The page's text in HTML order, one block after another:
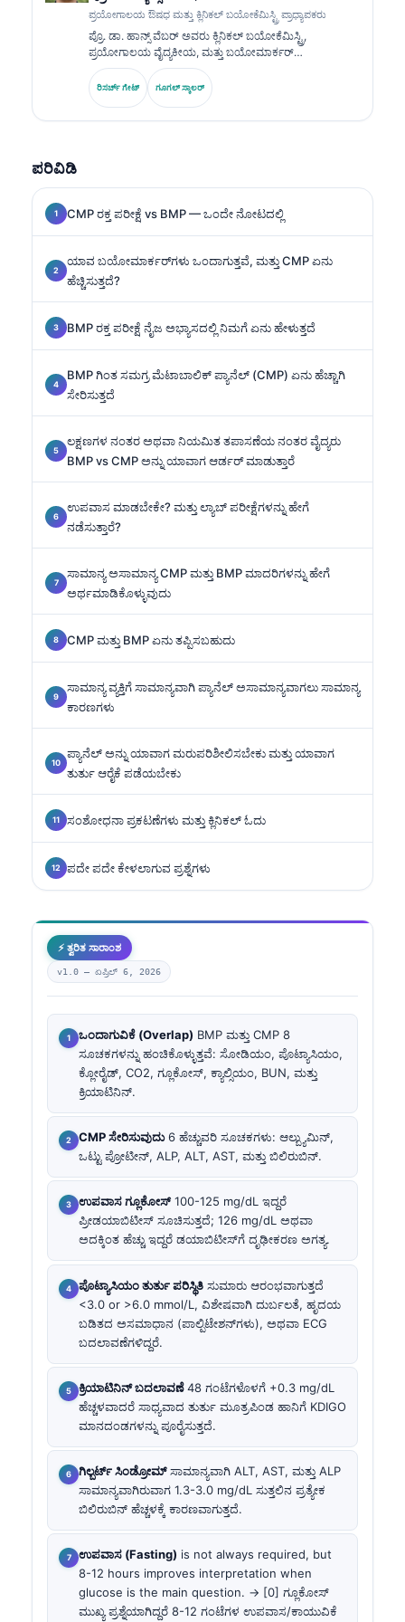
ಪ್ರಯೋಗಾಲಯ ಔಷಧ ಮತ್ತು ಕ್ಲಿನಿಕಲ್ ಬಯೋಕೆಮಿಸ್ಟ್ರಿ ಪ್ರಾಧ್ಯಾಪಕರು
ಪ್ರೊ. ಡಾ. ಹಾನ್ಸ್ ವೆಬರ್ ಅವರು ಕ್ಲಿನಿಕಲ್ ಬಯೋಕೆಮಿಸ್ಟ್ರಿ,
ಪ್ರಯೋಗಾಲಯ ವೈದ್ಯಕೀಯ, ಮತ್ತು ಬಯೋಮಾರ್ಕರ್
ಸಂಶೋಧನೆಯಲ್ಲಿ 30+ ವರ್ಷಗಳ ಪರಿಣತಿಯನ್ನು ಹೊಂದಿದ್ದಾರೆ.
ಜರ್ಮನ್ ಸೊಸೈಟಿ ಫಾರ್ ಕ್ಲಿನಿಕಲ್ ಕೆಮಿಸ್ಟ್ರಿಯ ಮಾಜಿ ಅಧ್ಯಕ್ಷರಾಗಿದ್ದ
ಅವರು, ಡಯಾಗ್ನೋಸ್ಟಿಕ್ ಪ್ಯಾನೆಲ್ ವಿಶ್ಲೇಷಣೆ, ಬಯೋಮಾರ್ಕರ್
ರಿಸರ್ಚ್ ಗೇಟ್ ಗೂಗಲ್ ಸ್ಕಾಲರ್
ಪರಿವಿಡಿ
CMP ರಕ್ತ ಪರೀಕ್ಷೆ vs BMP — ಒಂದೇ ನೋಟದಲ್ಲಿ
ಯಾವ ಬಯೋಮಾರ್ಕರ್‌ಗಳು ಒಂದಾಗುತ್ತವೆ, ಮತ್ತು CMP ಏನು
ಹೆಚ್ಚಿಸುತ್ತದೆ?
BMP ರಕ್ತ ಪರೀಕ್ಷೆ ನೈಜ ಅಭ್ಯಾಸದಲ್ಲಿ ನಿಮಗೆ ಏನು ಹೇಳುತ್ತದೆ
BMP ಗಿಂತ ಸಮಗ್ರ ಮೆಟಾಬಾಲಿಕ್ ಪ್ಯಾನೆಲ್ (CMP) ಏನು ಹೆಚ್ಚಾಗಿ
ಸೇರಿಸುತ್ತದೆ
ಲಕ್ಷಣಗಳ ನಂತರ ಅಥವಾ ನಿಯಮಿತ ತಪಾಸಣೆಯ ನಂತರ ವೈದ್ಯರು
BMP vs CMP ಅನ್ನು ಯಾವಾಗ ಆರ್ಡರ್ ಮಾಡುತ್ತಾರೆ
ಉಪವಾಸ ಮಾಡಬೇಕೇ? ಮತ್ತು ಲ್ಯಾಬ್ ಪರೀಕ್ಷೆಗಳನ್ನು ಹೇಗೆ
ನಡೆಸುತ್ತಾರೆ?
ಸಾಮಾನ್ಯ ಅಸಾಮಾನ್ಯ CMP ಮತ್ತು BMP ಮಾದರಿಗಳನ್ನು ಹೇಗೆ
ಅರ್ಥಮಾಡಿಕೊಳ್ಳುವುದು
CMP ಮತ್ತು BMP ಏನು ತಪ್ಪಿಸಬಹುದು
ಸಾಮಾನ್ಯ ವ್ಯಕ್ತಿಗೆ ಸಾಮಾನ್ಯವಾಗಿ ಪ್ಯಾನೆಲ್ ಅಸಾಮಾನ್ಯವಾಗಲು ಸಾಮಾನ್ಯ
ಕಾರಣಗಳು
ಪ್ಯಾನೆಲ್ ಅನ್ನು ಯಾವಾಗ ಮರುಪರಿಶೀಲಿಸಬೇಕು ಮತ್ತು ಯಾವಾಗ
ತುರ್ತು ಆರೈಕೆ ಪಡೆಯಬೇಕು
ಸಂಶೋಧನಾ ಪ್ರಕಟಣೆಗಳು ಮತ್ತು ಕ್ಲಿನಿಕಲ್ ಓದು
ಪದೇ ಪದೇ ಕೇಳಲಾಗುವ ಪ್ರಶ್ನೆಗಳು
⚡ ತ್ವರಿತ ಸಾರಾಂಶ
v1.0 — ಏಪ್ರಿಲ್ 6, 2026
ಒಂದಾಗುವಿಕೆ (Overlap) BMP ಮತ್ತು CMP 8
ಸೂಚಕಗಳನ್ನು ಹಂಚಿಕೊಳ್ಳುತ್ತವೆ: ಸೋಡಿಯಂ, ಪೊಟ್ಯಾಸಿಯಂ,
ಕ್ಲೋರೈಡ್, CO2, ಗ್ಲೂಕೋಸ್, ಕ್ಯಾಲ್ಸಿಯಂ, BUN, ಮತ್ತು
ಕ್ರಿಯಾಟಿನಿನ್.
CMP ಸೇರಿಸುವುದು6 ಹೆಚ್ಚುವರಿ ಸೂಚಕಗಳು: ಆಲ್ಬ್ಯುಮಿನ್,
ಒಟ್ಟು ಪ್ರೋಟೀನ್, ALP, ALT, AST, ಮತ್ತು ಬಿಲಿರುಬಿನ್.
ಉಪವಾಸ ಗ್ಲೂಕೋಸ್100-125 mg/dL ಇದ್ದರೆ
ಪ್ರೀಡಯಾಬಿಟೀಸ್ ಸೂಚಿಸುತ್ತದೆ; 126 mg/dL ಅಥವಾ
ಅದಕ್ಕಿಂತ ಹೆಚ್ಚು ಇದ್ದರೆ ಡಯಾಬಿಟೀಸ್‌ಗೆ ದೃಢೀಕರಣ ಅಗತ್ಯ.
ಪೊಟ್ಯಾಸಿಯಂ ತುರ್ತು ಪರಿಸ್ಥಿತಿ ಸುಮಾರು ಆರಂಭವಾಗುತ್ತದೆ
<3.0 or >6.0 mmol/L, ವಿಶೇಷವಾಗಿ ದುರ್ಬಲತೆ, ಹೃದಯ
ಬಡಿತದ ಅಸಮಾಧಾನ (ಪಾಲ್ಪಿಟೇಶನ್‌ಗಳು), ಅಥವಾ ECG
ಬದಲಾವಣೆಗಳಿದ್ದರೆ.
ಕ್ರಿಯಾಟಿನಿನ್ ಬದಲಾವಣೆ48 ಗಂಟೆಗಳೊಳಗೆ +0.3 mg/dL
ಹೆಚ್ಚಳವಾದರೆ ಸಾಧ್ಯವಾದ ತುರ್ತು ಮೂತ್ರಪಿಂಡ ಹಾನಿಗೆ KDIGO
ಮಾನದಂಡಗಳನ್ನು ಪೂರೈಸುತ್ತದೆ.
ಗಿಲ್ಬರ್ಟ್ ಸಿಂಡ್ರೋಮ್ಸಾಮಾನ್ಯವಾಗಿ ALT, AST, ಮತ್ತು ALP
ಸಾಮಾನ್ಯವಾಗಿರುವಾಗ 1.3-3.0 mg/dL ಸುತ್ತಲಿನ ಪ್ರತ್ಯೇಕ
ಬಿಲಿರುಬಿನ್ ಹೆಚ್ಚಳಕ್ಕೆ ಕಾರಣವಾಗುತ್ತದೆ.
ಉಪವಾಸ (Fasting) is not always required, but
8-12 hours improves interpretation when
glucose is the main question. → [0] ಗ್ಲೂಕೋಸ್
ಮುಖ್ಯ ಪ್ರಶ್ನೆಯಾಗಿದ್ದರೆ 8-12 ಗಂಟೆಗಳ ಉಪವಾಸ/ಕಾಯುವಿಕೆ